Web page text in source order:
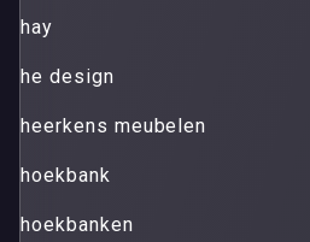
hay
he design
heerkens meubelen
hoekbank
hoekbanken